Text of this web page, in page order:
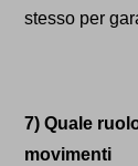
stesso per
7) Quale
movimenti